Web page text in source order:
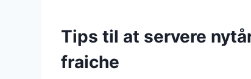
Tips til at servere
fraiche